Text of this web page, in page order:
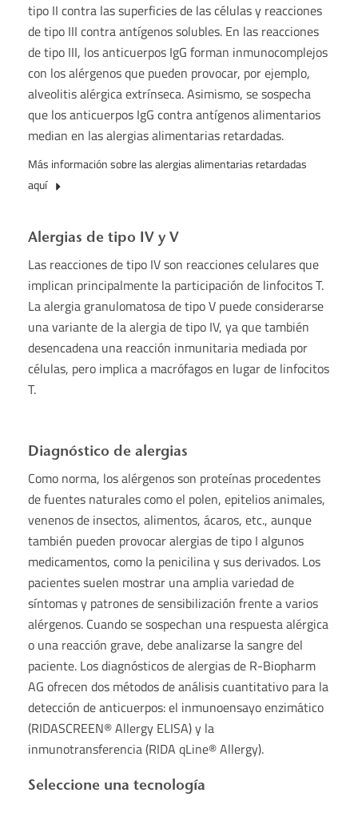
tipo II contra las superficies de las células y reacciones
de tipo III contra antígenos solubles. En las reacciones
de tipo III, los anticuerpos IgG forman inmunocomplejos
con los alérgenos que pueden provocar, por ejemplo,
alveolitis alérgica extrínseca. Asimismo, se sospecha
que los anticuerpos IgG contra antígenos alimentarios
median en las alergias alimentarias retardadas.
Más información sobre las alergias alimentarias retardadas
aquí
Alergias de tipo IV y V
Las reacciones de tipo IV son reacciones celulares que
implican principalmente la participación de linfocitos T.
La alergia granulomatosa de tipo V puede considerarse
una variante de la alergia de tipo IV, ya que también
desencadena una reacción inmunitaria mediada por
células, pero implica a macrófagos en lugar de linfocitos
T.
Diagnóstico de alergias
Como norma, los alérgenos son proteínas procedentes
de fuentes naturales como el polen, epitelios animales,
venenos de insectos, alimentos, ácaros, etc., aunque
también pueden provocar alergias de tipo I algunos
medicamentos, como la penicilina y sus derivados. Los
pacientes suelen mostrar una amplia variedad de
síntomas y patrones de sensibilización frente a varios
alérgenos. Cuando se sospechan una respuesta alérgica
o una reacción grave, debe analizarse la sangre del
paciente. Los diagnósticos de alergias de R-Biopharm
AG ofrecen dos métodos de análisis cuantitativo para la
detección de anticuerpos: el inmunoensayo enzimático
(RIDASCREEN® Allergy ELISA) y la
inmunotransferencia (RIDA qLine® Allergy).
Seleccione una tecnología